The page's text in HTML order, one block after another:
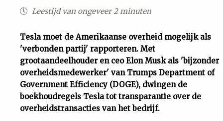
Uit
Feiten
Cijfers
Leestijd van ongeveer 2 minuten
Tesla moet de Amerikaanse overheid mogelijk als
'verbonden partij' rapporteren. Met
grootaandeelhouder en ceo Elon Musk als 'bijzonder
overheidsmedewerker' van Trumps Department of
Government Efficiency (DOGE), dwingen de
boekhoudregels Tesla tot transparantie over de
overheidstransacties van het bedrijf.